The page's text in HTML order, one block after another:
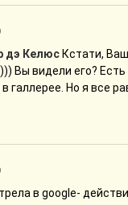
дэ Келюс Кстати,
Вы видели его?
галлерее. Но я все
в google-